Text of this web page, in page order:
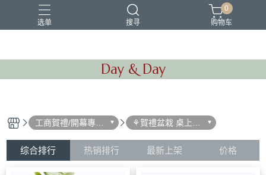
选单 搜寻
0
购物车
Day & Day
工商賀禮/開幕專區/
高架花籃/賀禮盆栽
賀禮藍花/文青盆栽/
商會會長長交接賀
禮
⚘賀禮盆栽 桌上型
盆栽
综合排行 热销排行 最新上架 价格